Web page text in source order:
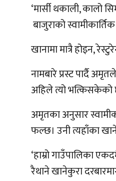
‘मार्सी थकाली, कालो
बाजुराको
खानामा मात्रै होइन,
नामबारे प्रस्ट पार्दै
अहिले त्यो भत्किसकेको
अमृतका अनुसार
फल्छ। उनी त्यहाँका
‘हाम्रो गाउँपालिका
रैथाने खानेकुरा